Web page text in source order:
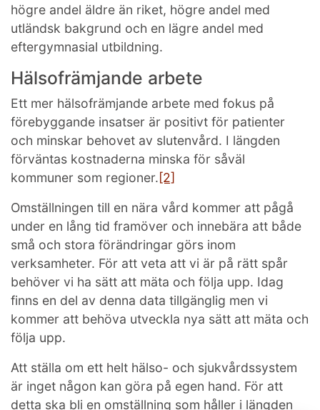
högre andel äldre än riket, högre andel med
utländsk bakgrund och en lägre andel med
eftergymnasial utbildning.
Hälsofrämjande arbete
Ett mer hälsofrämjande arbete med fokus på
förebyggande insatser är positivt för patienter
och minskar behovet av slutenvård. I längden
förväntas kostnaderna minska för såväl
kommuner som regioner.[2]
Omställningen till en nära vård kommer att pågå
under en lång tid framöver och innebära att både
små och stora förändringar görs inom
verksamheter. För att veta att vi är på rätt spår
behöver vi ha sätt att mäta och följa upp. Idag
finns en del av denna data tillgänglig men vi
kommer att behöva utveckla nya sätt att mäta och
följa upp.
Att ställa om ett helt hälso- och sjukvårdssystem
är inget någon kan göra på egen hand. För att
detta ska bli en omställning som håller i längden